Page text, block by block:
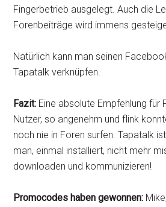
Fingerbetrieb ausgelegt. Auch die
Forenbeiträge wird immens
Natürlich kann man seinen
Tapatalk verknüpfen.
Fazit: Eine absolute Empfehlung für
Nutzer, so angenehm und flink
noch nie in Foren surfen. Tapatalk
man, einmal installiert, nicht mehr
downloaden und kommunizieren!
Promocodes haben gewonnen: